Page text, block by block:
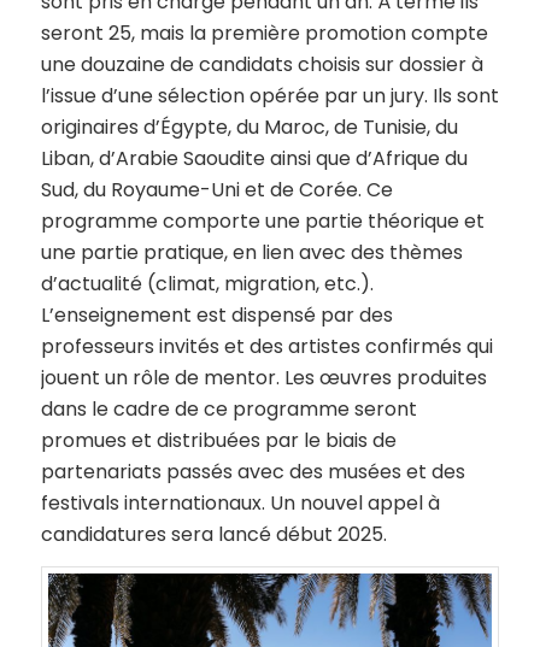
seront 25, mais la première promotion compte
une douzaine de candidats choisis sur dossier à
l’issue d’une sélection opérée par un jury. Ils sont
originaires d’Égypte, du Maroc, de Tunisie, du
Liban, d’Arabie Saoudite ainsi que d’Afrique du
Sud, du Royaume-Uni et de Corée. Ce
programme comporte une partie théorique et
une partie pratique, en lien avec des thèmes
d’actualité (climat, migration, etc.).
L’enseignement est dispensé par des
professeurs invités et des artistes confirmés qui
jouent un rôle de mentor. Les œuvres produites
dans le cadre de ce programme seront
promues et distribuées par le biais de
partenariats passés avec des musées et des
festivals internationaux. Un nouvel appel à
candidatures sera lancé début 2025.